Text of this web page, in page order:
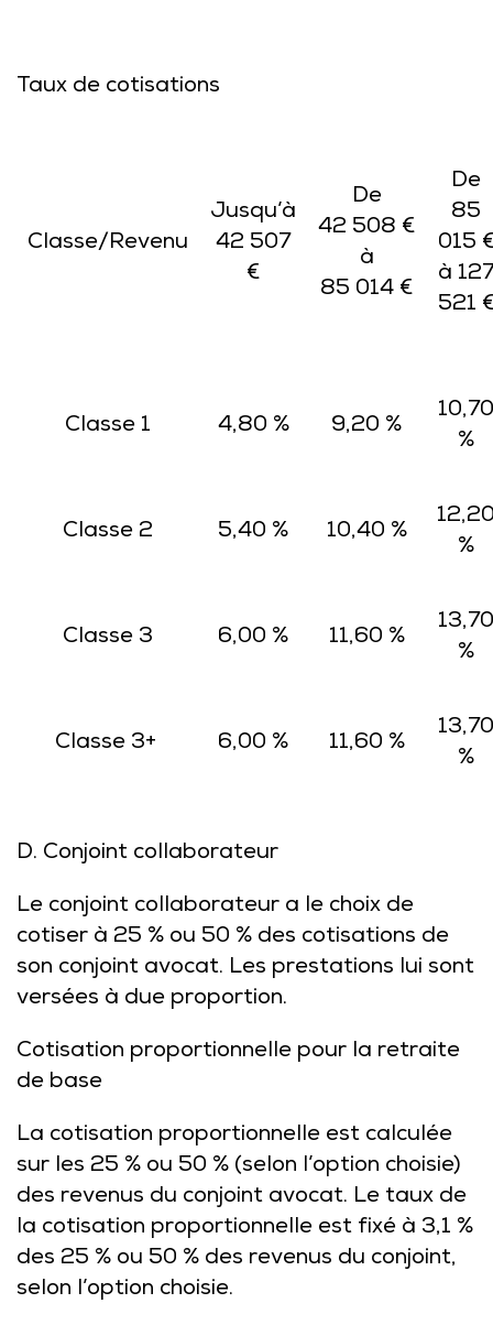
Taux de cotisations
Classe/Revenu
Jusqu’à
42 507
€
De
42 508 €
à
85 014 €
De
85
015
à 127
521
Classe 1 4,80 % 9,20 %
10,70
%
Classe 2 5,40 % 10,40 %
%
Classe 3 6,00 % 11,60 %
13,70
%
Classe 3+ 6,00 % 11,60 %
13,70
%
D. Conjoint collaborateur
Le conjoint collaborateur a le choix de
cotiser à 25 % ou 50 % des cotisations de
son conjoint avocat. Les prestations lui sont
versées à due proportion.
Cotisation proportionnelle pour la retraite
de base
La cotisation proportionnelle est calculée
sur les 25 % ou 50 % (selon l’option choisie)
des revenus du conjoint avocat. Le taux de
la cotisation proportionnelle est fixé à 3,1 %
des 25 % ou 50 % des revenus du conjoint,
selon l’option choisie.